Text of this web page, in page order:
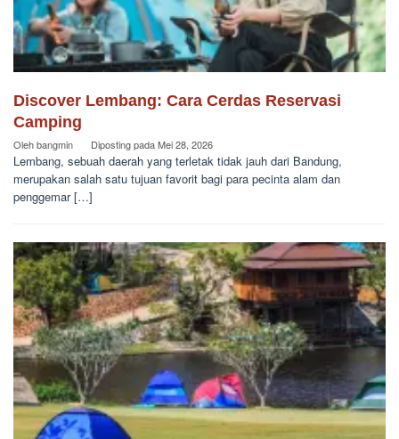
Discover Lembang: Cara Cerdas Reservasi
Camping
Olehbangmin Diposting padaMei 28, 2026
Lembang, sebuah daerah yang terletak tidak jauh dari Bandung,
merupakan salah satu tujuan favorit bagi para pecinta alam dan
penggemar […]